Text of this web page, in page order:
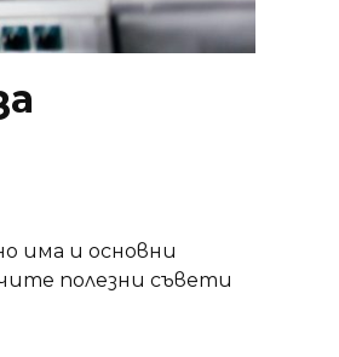
има и основни
полезни съвети